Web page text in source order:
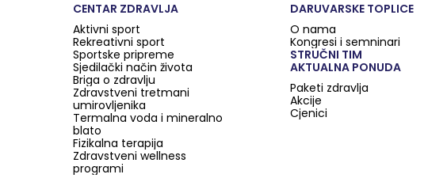
CENTAR ZDRAVLJA
Aktivni sport
Rekreativni sport
Sportske pripreme
Sjedilački način života
Briga o zdravlju
Zdravstveni tretmani
umirovljenika
Termalna voda i mineralno
blato
Fizikalna terapija
Zdravstveni wellness
programi
DARUVARSKE TOPLICE
O nama
Kongresi i semninari
STRUČNI TIM
AKTUALNA PONUDA
Paketi zdravlja
Akcije
Cjenici